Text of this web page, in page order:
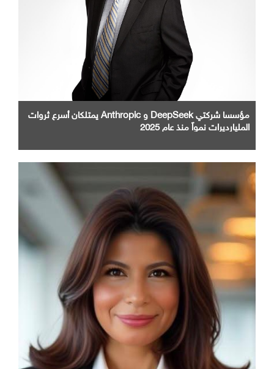
مؤسسا شركتي DeepSeek و Anthropic يمتلكان أسرع ثروات
المليارديرات نمواً منذ عام 2025